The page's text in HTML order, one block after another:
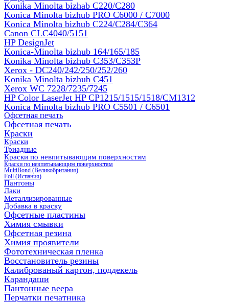
Konika Minolta bizhab C220/C280
Konica Minolta bizhub PRO C6000 / C7000
Konica Minolta bizhub С224/С284/С364
Canon CLC4040/5151
HP DesignJet
Konica-Minolta bizhub 164/165/185
Konika Minolta bizhub C353/C353Р
Xerox - DC240/242/250/252/260
Konika Minolta bizhub C451
Xerox WC 7228/7235/7245
HP Color LaserJet HP CP1215/1515/1518/CM1312
Konica Minolta bizhub PRO С5501 / С6501
Офсетная печать
Офсетная печать
Краски
Краски
Триадные
Краски по невпитывающим поверхностям
Краски по невпитывающим поверхностям
MultiBond (Великобритания)
Foil (Испания)
Пантоны
Лаки
Металлизированные
Добавка в краску
Офсетные пластины
Химия смывки
Офсетная резина
Химия проявители
Фототехническая пленка
Восстановитель резины
Калиброваный картон, поддекель
Карандаши
Пантонные веера
Перчатки печатника